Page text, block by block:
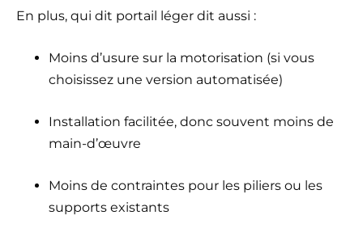
En plus, qui dit portail léger dit aussi :
Moins d’usure sur la motorisation (si vous
choisissez une version automatisée)
Installation facilitée, donc souvent moins de
main-d’œuvre
Moins de contraintes pour les piliers ou les
supports existants